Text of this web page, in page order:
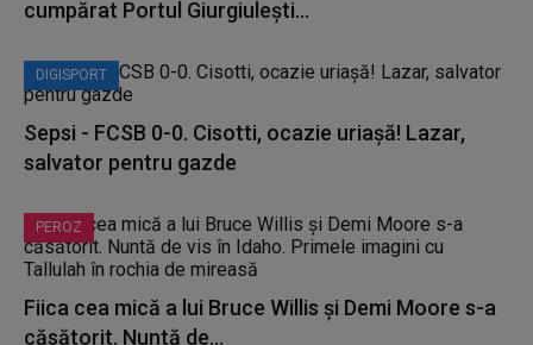
cumpărat Portul Giurgiulești...
DIGISPORT
Sepsi - FCSB 0-0. Cisotti, ocazie uriașă! Lazar,
salvator pentru gazde
PEROZ
Fiica cea mică a lui Bruce Willis și Demi Moore s-a
căsătorit. Nuntă de...